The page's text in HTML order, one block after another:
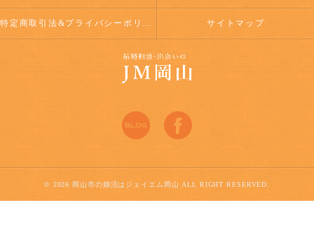
特定商取引法&プライバシーポリシー サイトマップ
© 2026 岡山市の婚活はジェイエム岡山 ALL RIGHT RESERVED.